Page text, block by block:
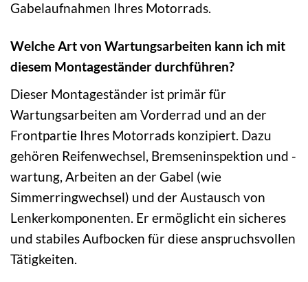
Gabelaufnahmen Ihres Motorrads.
Welche Art von Wartungsarbeiten kann ich mit
diesem Montageständer durchführen?
Dieser Montageständer ist primär für
Wartungsarbeiten am Vorderrad und an der
Frontpartie Ihres Motorrads konzipiert. Dazu
gehören Reifenwechsel, Bremseninspektion und -
wartung, Arbeiten an der Gabel (wie
Simmerringwechsel) und der Austausch von
Lenkerkomponenten. Er ermöglicht ein sicheres
und stabiles Aufbocken für diese anspruchsvollen
Tätigkeiten.